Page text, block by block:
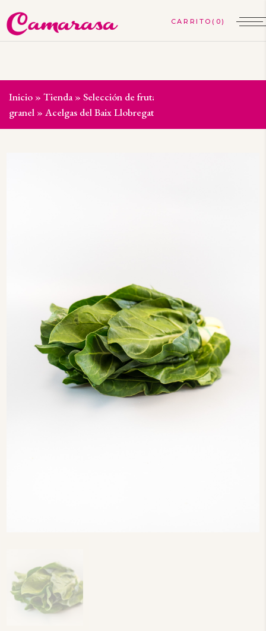
(0)
Inicio » Tienda» Selección de frutas y verduras
granel » Acelgas del Baix Llobregat